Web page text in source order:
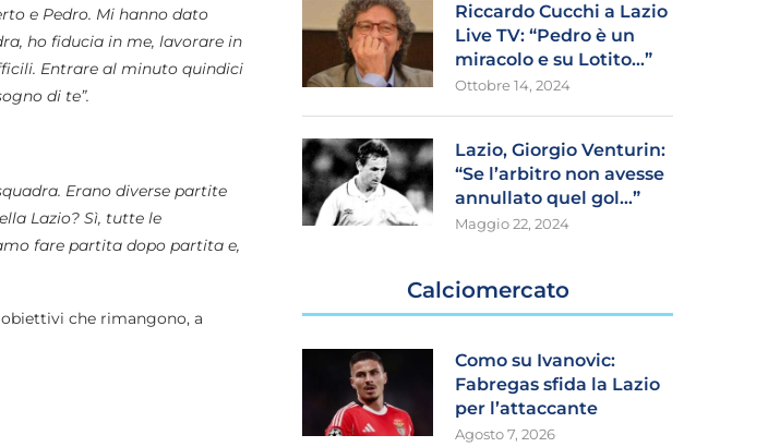
e Pedro. Mi hanno dato
ho fiducia in me, lavorare in
Entrare al minuto quindici
di te”.
Erano diverse partite
Lazio? Sì, tutte le
fare partita dopo partita e,
che rimangono, a
Riccardo Cucchi a Lazio
Live TV: “Pedro è un
miracolo e su Lotito…”
Ottobre 14, 2024
Lazio, Giorgio Venturin:
“Se l’arbitro non avesse
annullato quel gol…”
Maggio 22, 2024
Calciomercato
Como su Ivanovic:
Fabregas sfida la Lazio
per l’attaccante
Agosto 7, 2026